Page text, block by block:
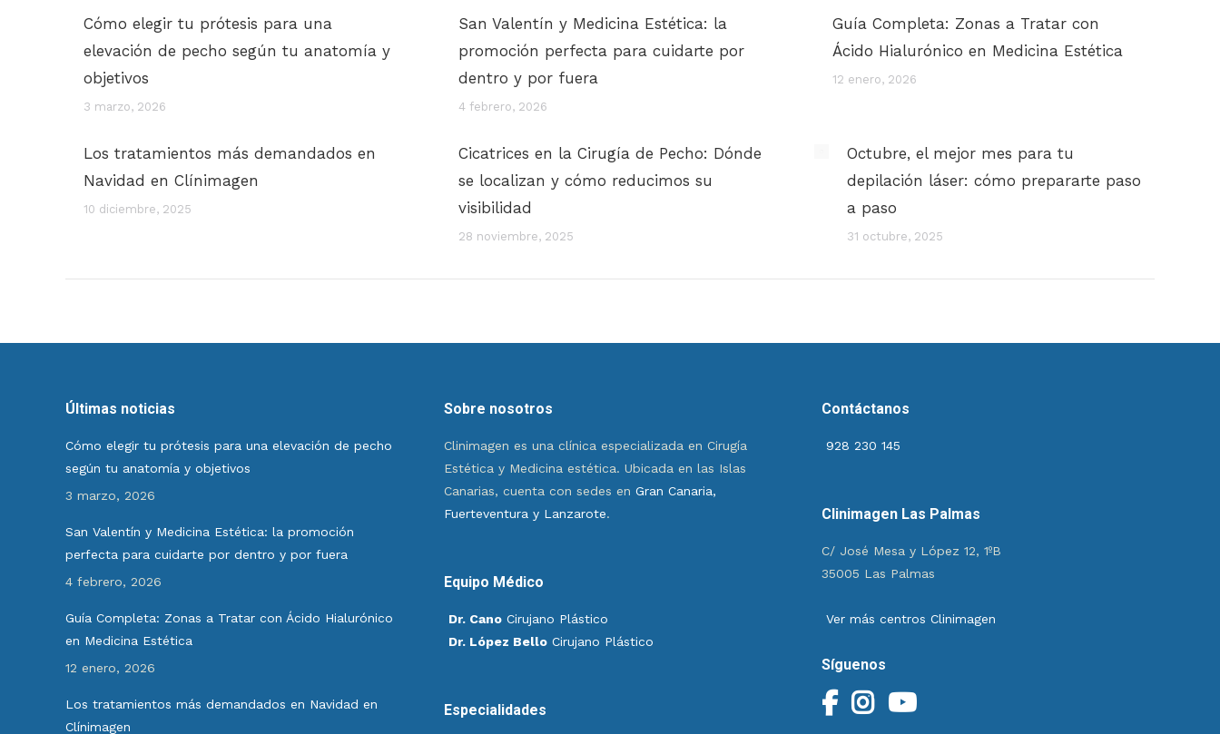
Cómo elegir tu prótesis para una
elevación de pecho según tu anatomía y
objetivos
3 marzo, 2026
San Valentín y Medicina Estética: la
promoción perfecta para cuidarte por
dentro y por fuera
4 febrero, 2026
Guía Completa: Zonas a Tratar con
Ácido Hialurónico en Medicina Estética
12 enero, 2026
Los tratamientos más demandados en
Navidad en Clínimagen
10 diciembre, 2025
Cicatrices en la Cirugía de Pecho: Dónde
se localizan y cómo reducimos su
visibilidad
28 noviembre, 2025
Octubre, el mejor mes para tu
depilación láser: cómo prepararte paso
a paso
31 octubre, 2025
Últimas noticias
Cómo elegir tu prótesis para una elevación de pecho
según tu anatomía y objetivos
3 marzo, 2026
San Valentín y Medicina Estética: la promoción
perfecta para cuidarte por dentro y por fuera
4 febrero, 2026
Guía Completa: Zonas a Tratar con Ácido Hialurónico
en Medicina Estética
12 enero, 2026
Los tratamientos más demandados en Navidad en
Clínimagen
Sobre nosotros
Clinimagen es una clínica especializada en Cirugía
Estética y Medicina estética. Ubicada en las Islas
Canarias, cuenta con sedes en Gran Canaria,
Fuerteventura y Lanzarote.
Equipo Médico
Dr. CanoCirujano Plástico
Dr. López BelloCirujano Plástico
Especialidades
Contáctanos
928 230 145
Clinimagen Las Palmas
C/ José Mesa y López 12, 1ºB
35005 Las Palmas
Ver más centros Clinimagen
Síguenos